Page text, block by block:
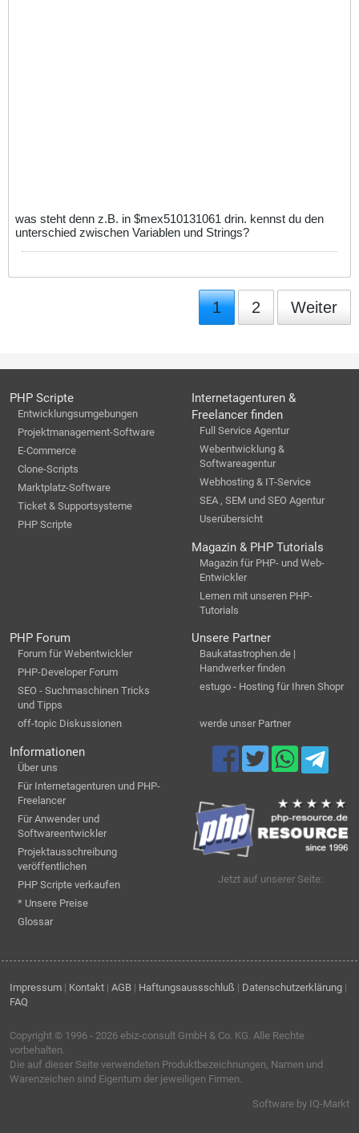
was steht denn z.B. in $mex510131061 drin. kennst du den
unterschied zwischen Variablen und Strings?
1 2 Weiter
PHP Scripte
Entwicklungsumgebungen
Projektmanagement-Software
E-Commerce
Clone-Scripts
Marktplatz-Software
Ticket & Supportsysteme
PHP Scripte
Internetagenturen &
Freelancer finden
Full Service Agentur
Webentwicklung &
Softwareagentur
Webhosting & IT-Service
SEA , SEM und SEO Agentur
Userübersicht
Magazin & PHP Tutorials
Magazin für PHP- und Web-
Entwickler
Lernen mit unseren PHP-
Tutorials
PHP Forum
Forum für Webentwickler
PHP-Developer Forum
SEO - Suchmaschinen Tricks
und Tipps
off-topic Diskussionen
Unsere Partner
Baukatastrophen.de |
Handwerker finden
estugo - Hosting für Ihren Shopr
werde unser Partner
Informationen
Über uns
Für Internetagenturen und PHP-
Freelancer
Für Anwender und
Softwareentwickler
Projektausschreibung
veröffentlichen
PHP Scripte verkaufen
* Unsere Preise
Glossar
Jetzt auf unserer Seite:
Impressum | Kontakt | AGB | Haftungsaussschluß | Datenschutzerklärung |
FAQ
Copyright © 1996 - 2026 ebiz-consult GmbH & Co. KG. Alle Rechte
vorbehalten.
Die auf dieser Seite verwendeten Produktbezeichnungen, Namen und
Warenzeichen sind Eigentum der jeweiligen Firmen.
Software by IQ-Markt